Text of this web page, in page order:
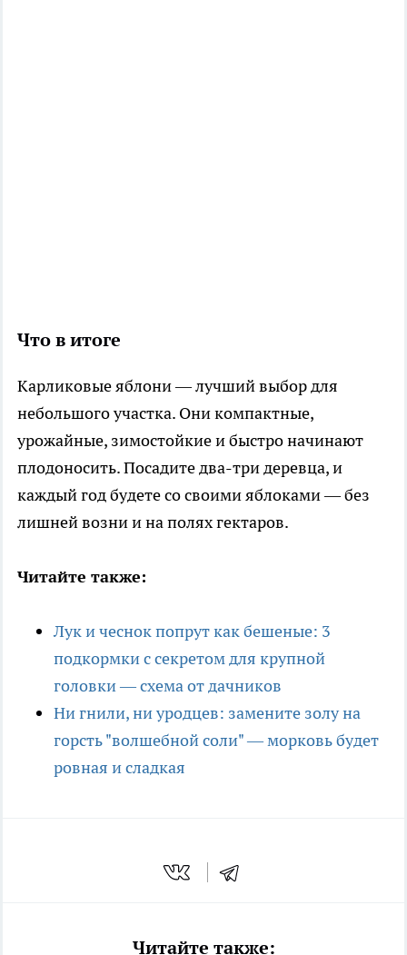
Что в итоге
Карликовые яблони — лучший выбор для
небольшого участка. Они компактные,
урожайные, зимостойкие и быстро начинают
плодоносить. Посадите два-три деревца, и
каждый год будете со своими яблоками — без
лишней возни и на полях гектаров.
Читайте также:
Лук и чеснок попрут как бешеные: 3
подкормки с секретом для крупной
головки — схема от дачников
Ни гнили, ни уродцев: замените золу на
горсть "волшебной соли" — морковь будет
ровная и сладкая
Читайте также: